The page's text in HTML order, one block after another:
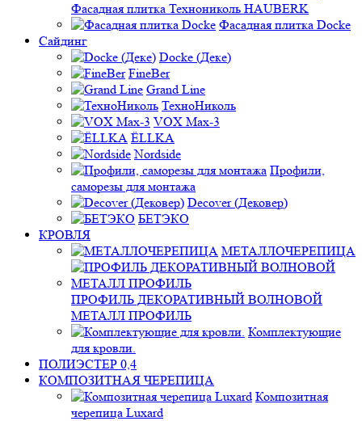
Фасадная плитка Технониколь HAUBERK
Фасадная плитка Docke
Сайдинг
Docke (Деке)
FineBer
Grand Line
ТехноНиколь
VOX Max-3
ЁLLKA
Nordside
Профили,
саморезы для монтажа
Decover (Дековер)
БЕТЭКО
КРОВЛЯ
МЕТАЛЛОЧЕРЕПИЦА
ПРОФИЛЬ ДЕКОРАТИВНЫЙ ВОЛНОВОЙ
МЕТАЛЛ ПРОФИЛЬ
Комплектующие
для кровли.
ПОЛИЭСТЕР 0,4
КОМПОЗИТНАЯ ЧЕРЕПИЦА
Композитная
черепица Luxard